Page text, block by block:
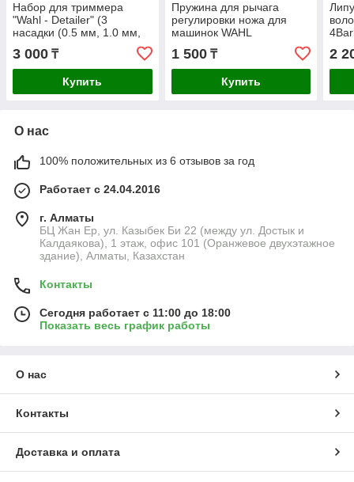
Набор для триммера
"Wahl - Detailer" (3
насадки (0.5 мм, 1.0 мм,
1.5 мм), масло щетка,
мультитул)
3 000 ₸
Купить
Пружина для рычага
регулировки ножа для
машинок WAHL
1 500₸
Купить
2
О нас
100% положительных из 6 отзывов за год
Работает с 24.04.2016
г. Алматы
БЦ Жан Ер, ул. Казыбек Би 22 (между ул. Достык и
Калдаякова), 1 этаж, офис 101 (Оранжевое двухэтажное
здание), Алматы, Казахстан
Контакты
Сегодня работает с 11:00 до 18:00
Показать весь график работы
О нас
Контакты
Доставка и оплата